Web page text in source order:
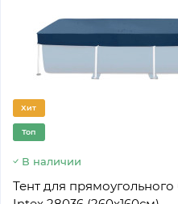
Хит
Топ
В наличии
Тент для прямоугольного